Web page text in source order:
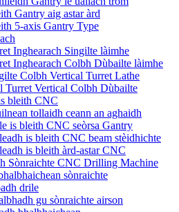
Gantry aig astar àrd
5-axis Gantry Type
Inghearach Singilte làimhe
Inghearach Colbh Dùbailte làimhe
Colbh Vertical Turret Lathe
Turret Vertical Colbh Dùbailte
bleith CNC
tollaidh ceann an aghaidh
is bleith CNC seòrsa Gantry
is bleith CNC beam stèidhichte
is bleith àrd-astar CNC
Sònraichte CNC Drilling Machine
sònraichte
drile
gu sònraichte airson